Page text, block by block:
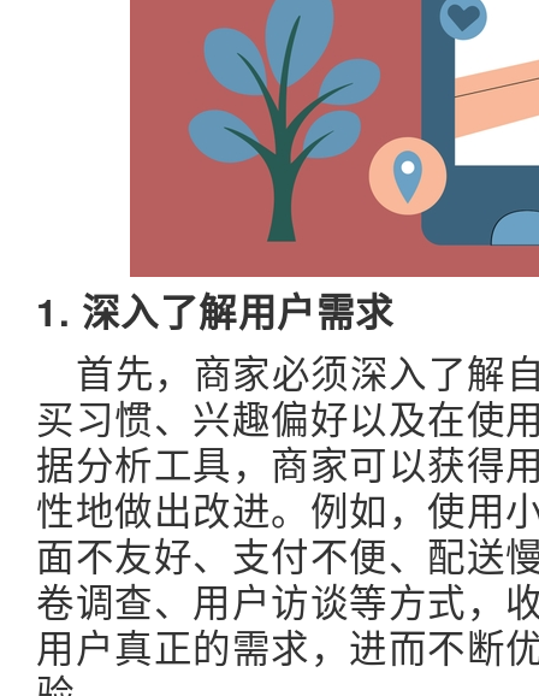
1. 深入了解用户需求
首先，商家必须深入了解
买习惯、兴趣偏好以及在使
据分析工具，商家可以获得
性地做出改进。例如，使用
面不友好、支付不便、配送
卷调查、用户访谈等方式，
用户真正的需求，进而不断